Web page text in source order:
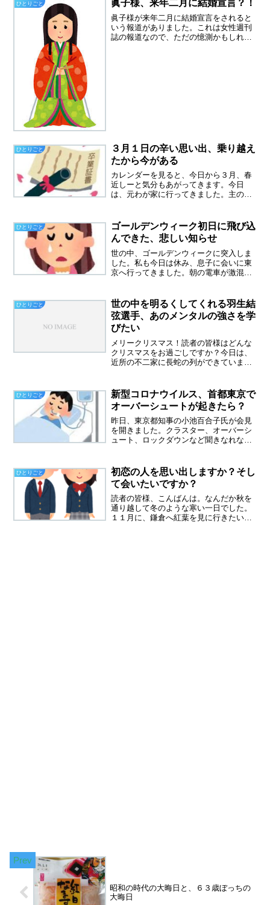
ひとりごと 眞子様、来年二月に結婚宣言？！
眞子様が来年二月に結婚宣言をされると
いう報道がありました。これは女性週刊
誌の報道なので、ただの憶測かもしれま
ひとりごと
３月１日の辛い思い出、乗り越え
たから今がある
カレンダーを見ると、今日から３月、春
近しーと気分もあがってきます。今日
は、元わが家に行ってきました。主のい
娘の赤ちゃんの時のアルバムだけが、み
つからなくて、今日も探し続...
ひとりごと
ゴールデンウィーク初日に飛び込
んできた、悲しい知らせ
世の中、ゴールデンウィークに突入しま
した。私も今日は休み、息子に会いに東
京へ行ってきました。朝の電車が激混
かけちゃだめだーと後悔しました。悲し
い知らせ帰りの電車の中で、...
ひとりごと
世の中を明るくしてくれる羽生結
弦選手、あのメンタルの強さを学
びたい
メリークリスマス！読者の皆様はどんな
クリスマスをお過ごしですか？今日は、
近所の不二家に長蛇の列ができていまし
にはわかりません。私はアイスクリーム
を食べました。これで充分...
ひとりごと
新型コロナウイルス、首都東京で
オーバーシュートが起きたら？
昨日、東京都知事の小池百合子氏が会見
を開きました。クラスター、オーバーシ
ュート、ロックダウンなど聞きなれない
ュートが起きたら？小池氏はとても険し
い顔で会見されました。最...
ひとりごと
初恋の人を思い出しますか？そし
て会いたいですか？
読者の皆様、こんばんは。なんだか秋を
通り越して冬のような寒い一日でした。
１１月に、鎌倉へ紅葉を見に行きたいな
昭和の時代の大晦日と、６３歳ぼっちの
大晦日